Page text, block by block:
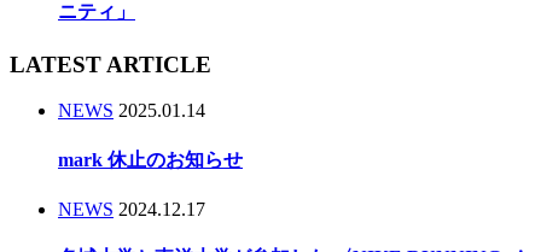
ニティ」
LATEST ARTICLE
NEWS 2025.01.14
mark 休止のお知らせ
NEWS 2024.12.17